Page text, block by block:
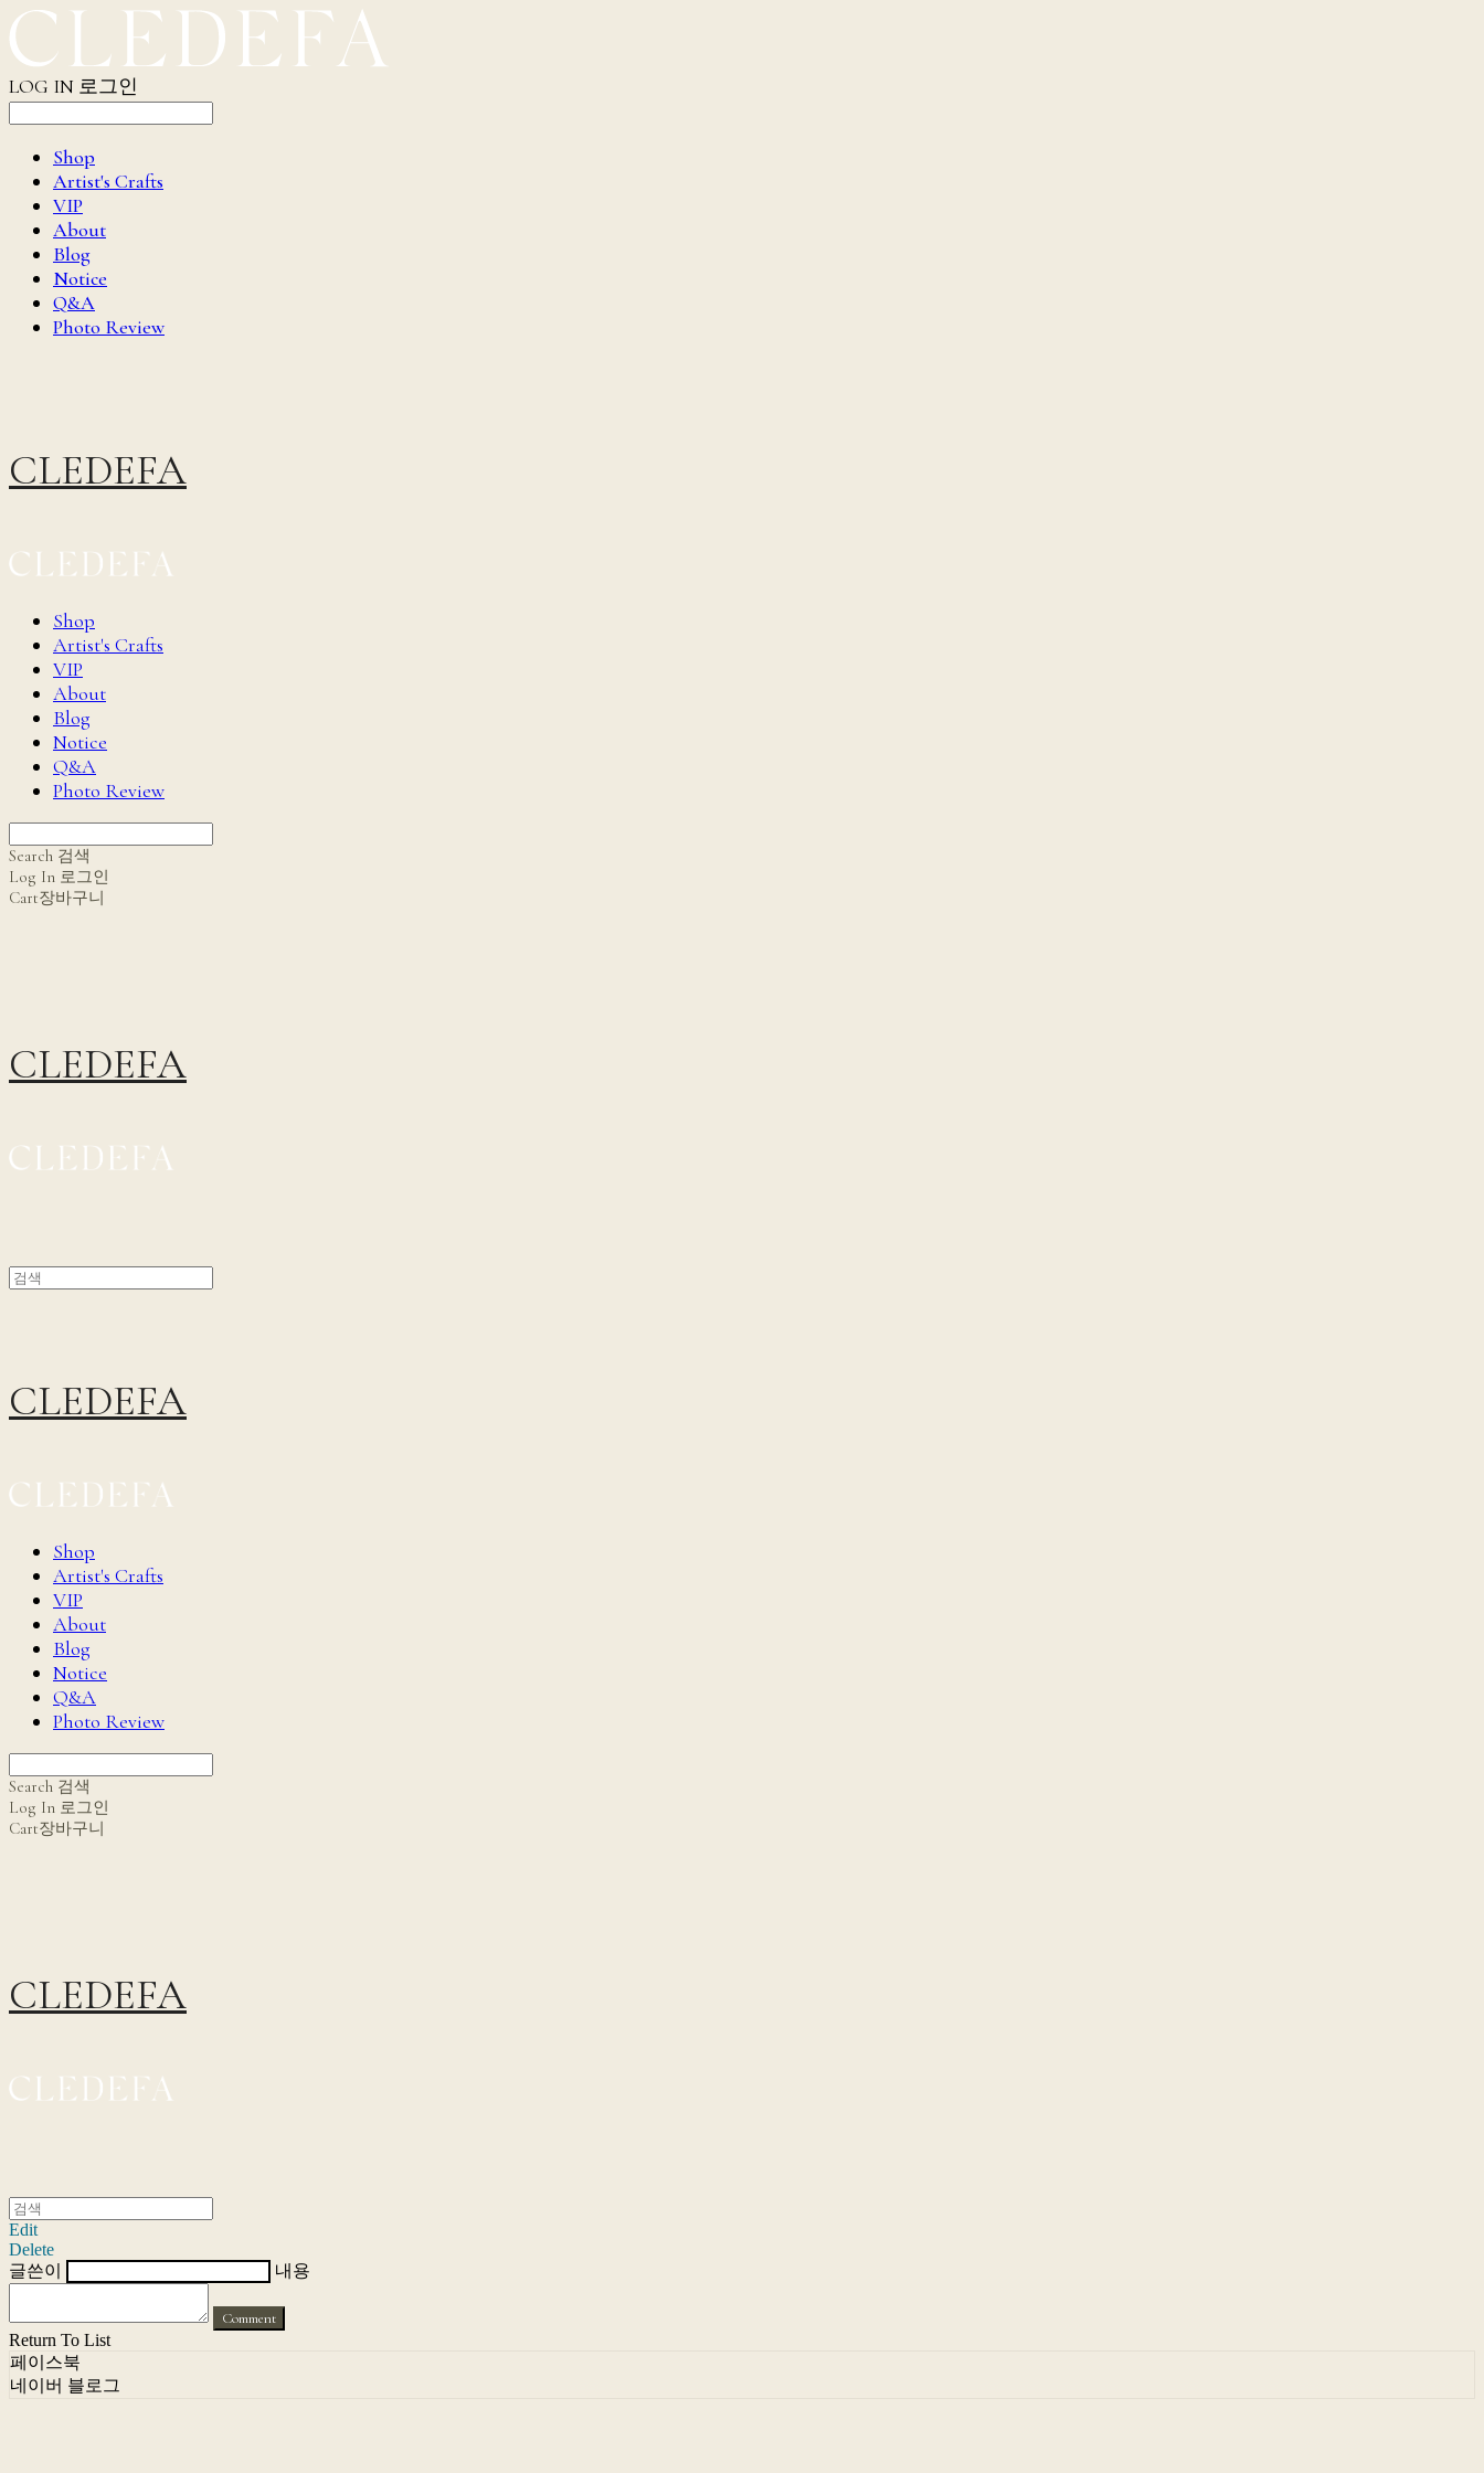
LOG IN 로그인
Shop
Artist's Crafts
VIP
About
Blog
Notice
Q&A
Photo Review
CLEDEFA
Shop
Artist's Crafts
VIP
About
Blog
Notice
Q&A
Photo Review
Search 검색
Log In 로그인
Cart장바구니
CLEDEFA
CLEDEFA
Shop
Artist's Crafts
VIP
About
Blog
Notice
Q&A
Photo Review
Search 검색
Log In 로그인
Cart장바구니
CLEDEFA
Edit
Delete
글쓴이
내용
Comment
Return To List
페이스북
네이버 블로그